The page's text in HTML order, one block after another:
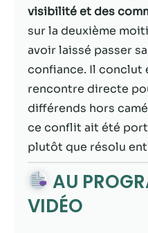
visibilité et des
sur la deuxième
avoir laissé passer
confiance. Il conclut
rencontre directe
différends hors
ce conflit ait été
plutôt que résolu
AU
VIDÉO